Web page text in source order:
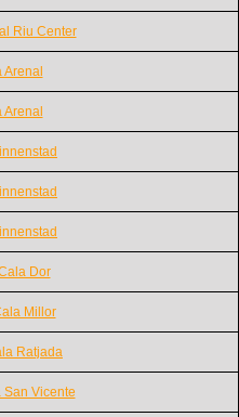
Riu Center
Arenal
Arenal
Dor
Millor
Ratjada
San Vicente